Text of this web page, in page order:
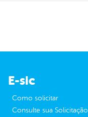
E-sic
Como solicitar
Consulte sua Solicitação